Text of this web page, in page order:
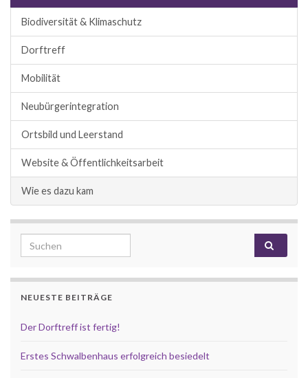
Biodiversität & Klimaschutz
Dorftreff
Mobilität
Neubürgerintegration
Ortsbild und Leerstand
Website & Öffentlichkeitsarbeit
Wie es dazu kam
Search for:
NEUESTE BEITRÄGE
Der Dorftreff ist fertig!
Erstes Schwalbenhaus erfolgreich besiedelt